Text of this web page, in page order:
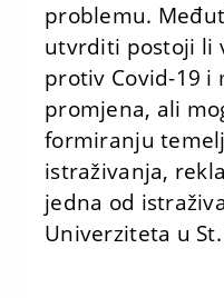
problemu.
utvrditi postoji li
protiv Covid-19 i
promjena, ali
formiranju
istraživanja,
jedna od
Univerziteta u